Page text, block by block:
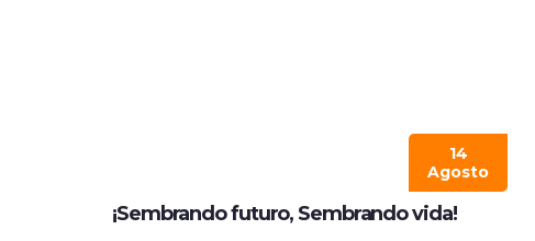
14
Agosto
¡Sembrando futuro, Sembrando vida!